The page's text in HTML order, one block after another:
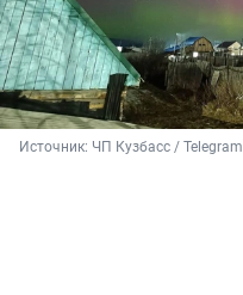
Источник: ЧП Кузбасс / Telegram